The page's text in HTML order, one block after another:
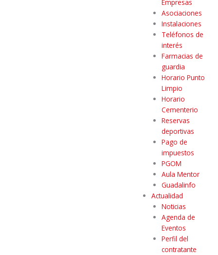
Empresas
Asociaciones
Instalaciones
Teléfonos de
interés
Farmacias de
guardia
Horario Punto
Limpio
Horario
Cementerio
Reservas
deportivas
Pago de
impuestos
PGOM
Aula Mentor
Guadalinfo
Actualidad
Noticias
Agenda de
Eventos
Perfil del
contratante